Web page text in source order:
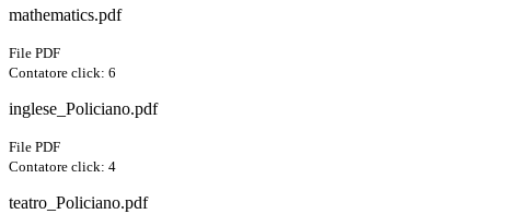
mathematics.pdf
File PDF
Contatore click: 6
inglese_Policiano.pdf
File PDF
Contatore click: 4
teatro_Policiano.pdf